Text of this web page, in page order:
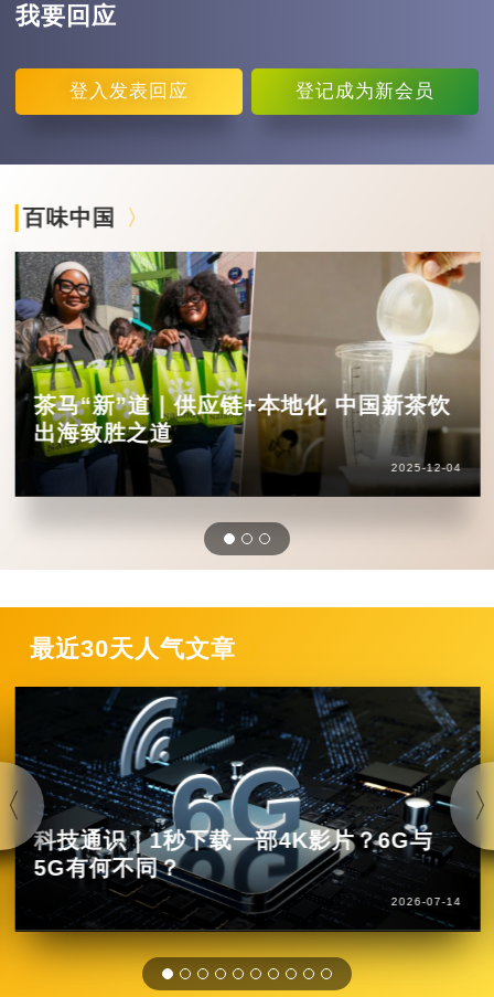
我要回应
登入 发表回应 登记成为新会员
百味中国
茶马“新”道｜供应链+本地化 中国新茶饮
出海致胜之道
2025-12-04
最近30天人气文章
科技通识｜1秒下载一部4K影片？6G与
5G有何不同？
2026-07-14